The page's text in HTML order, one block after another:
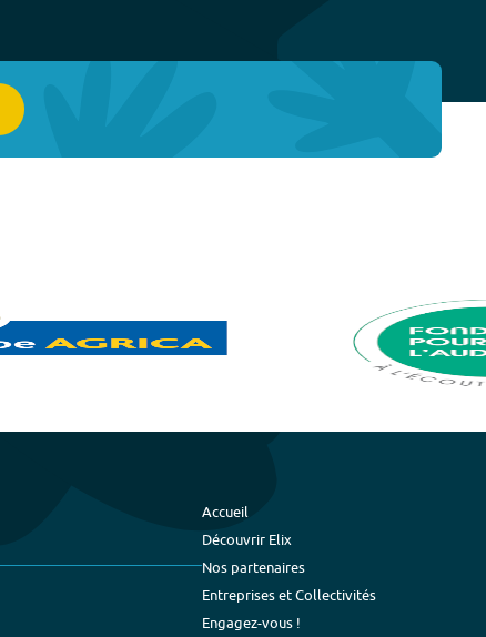
Accueil
Découvrir Elix
Nos partenaires
Entreprises et Collectivités
Engagez-vous !